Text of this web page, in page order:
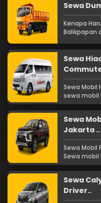
Sewa
Kenapa
Balikpapan
Sewa
Sewa Mobil
sewa mobil
Sewa
Jakarta ..
Sewa Mobil
Sewa mobil
Sewa
Driver..